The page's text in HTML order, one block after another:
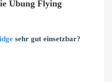
Übung Flying
sehr gut einsetzbar?